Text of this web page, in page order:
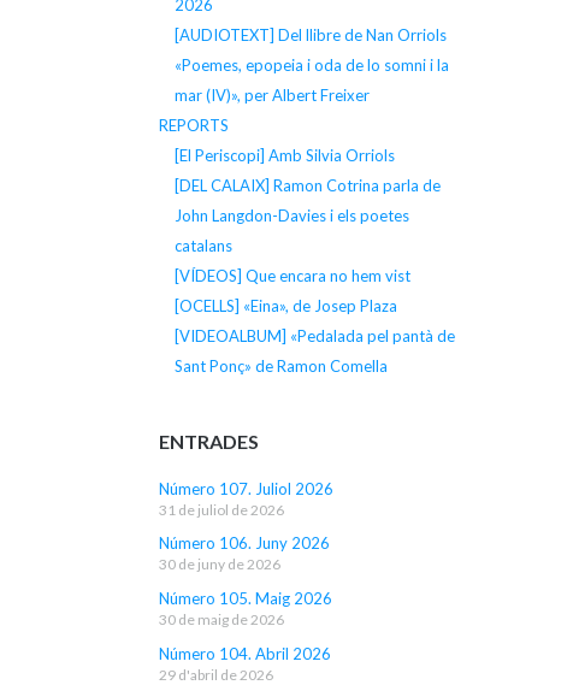
2026
[AUDIOTEXT] Del llibre de Nan Orriols
«Poemes, epopeia i oda de lo somni i la
mar (IV)», per Albert Freixer
REPORTS
[El Periscopi] Amb Silvia Orriols
[DEL CALAIX] Ramon Cotrina parla de
John Langdon-Davies i els poetes
catalans
[VÍDEOS] Que encara no hem vist
[OCELLS] «Eina», de Josep Plaza
[VIDEOALBUM] «Pedalada pel pantà de
Sant Ponç» de Ramon Comella
ENTRADES
Número 107. Juliol 2026
31 de juliol de 2026
Número 106. Juny 2026
30 de juny de 2026
Número 105. Maig 2026
30 de maig de 2026
Número 104. Abril 2026
29 d'abril de 2026